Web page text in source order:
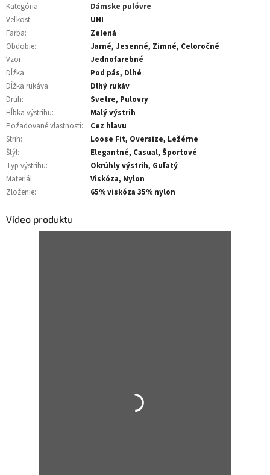
Kategória:
Dámske pulóvre
Veľkosť:
UNI
Farba:
Zelená
Obdobie:
Jarné, Jesenné, Zimné, Celoročné
Vzor:
Jednofarebné
Dĺžka:
Pod pás, Dlhé
Dĺžka rukáva:
Dlhý rukáv
Druh:
Svetre, Pulovry
Hĺbka výstrihu:
Malý výstrih
Požadované vlastnosti:
Cez hlavu
Strih:
Loose Fit, Oversize, Ležérne
Štýl:
Elegantné, Casual, Športové
Typ výstrihu:
Okrúhly výstrih, Guľatý
Materiál:
Viskóza, Nylon
Zloženie: 65% viskóza 35% nylon
Video produktu